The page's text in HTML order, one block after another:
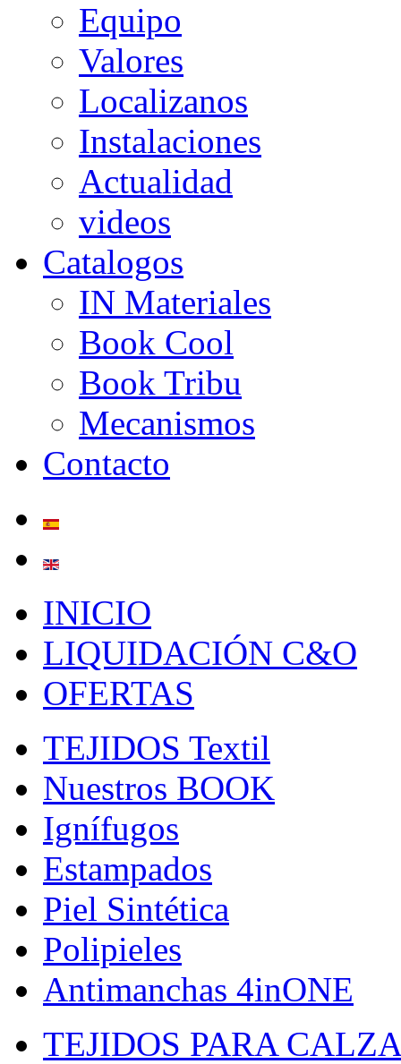
Equipo
Valores
Localizanos
Instalaciones
Actualidad
videos
Catalogos
IN Materiales
Book Cool
Book Tribu
Mecanismos
Contacto
INICIO
LIQUIDACIÓN C&O
OFERTAS
TEJIDOS Textil
Nuestros BOOK
Ignífugos
Estampados
Piel Sintética
Polipieles
Antimanchas 4inONE
TEJIDOS PARA